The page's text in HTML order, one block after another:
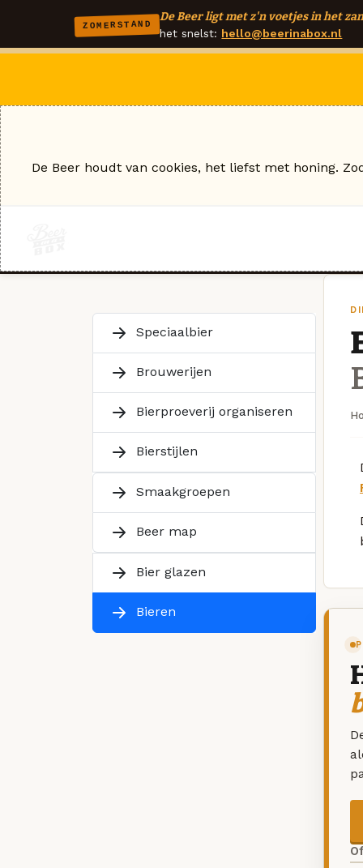
ZOMERSTAND
De Beer ligt met z'n voetjes in het
het snelst: hello@beerinabox.nl
Speciaalbier
Brouwerijen
Bierproeverij organiseren
Bierstijlen
Smaakgroepen
Beer map
Bier glazen
Bieren
De Beer houdt van cookies, het liefst met honing.